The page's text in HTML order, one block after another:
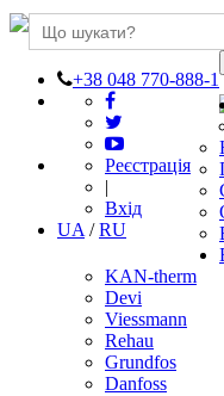
+38 048 770-888-1
Реєстрація
|
Вхід
UA /RU
KAN-therm
Devi
Viessmann
Rehau
Grundfos
Danfoss